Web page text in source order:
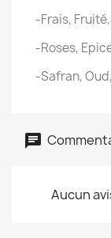
-Frais,
-Roses,
-Safran,
Aucun